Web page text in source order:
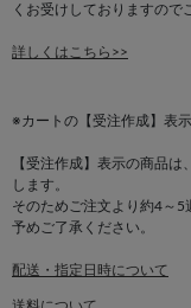
くお受けしておりますので
詳しくはこちら>>
※カートの【受注作成】表
【受注作成】表示の商品
します。
そのためご注文より約4～5
予めご了承ください。
配送・指定日時について
送料について